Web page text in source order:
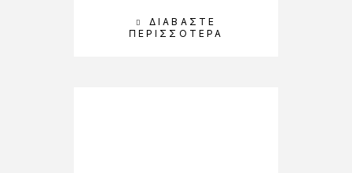
ΔΙΑΒΆΣΤΕ
ΠΕΡΙΣΣΌΤΕΡΑ